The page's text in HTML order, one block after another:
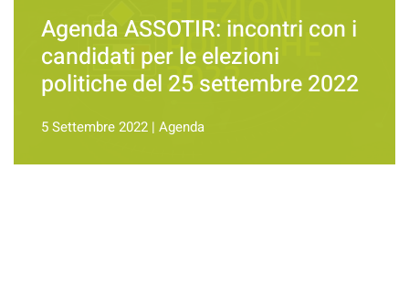
Agenda ASSOTIR: incontri con i
candidati per le elezioni
politiche del 25 settembre 2022
5 Settembre 2022 | Agenda